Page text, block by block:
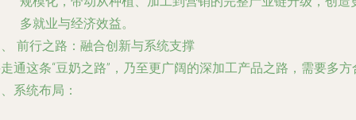
多就业与经济效益。
前行之路：融合创新与系统支撑
通这条“豆奶之路”，乃至更广阔的深加工产品之路，需要多方
系统布局：